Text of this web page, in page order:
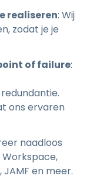
realiseren: Wij
zodat je je
of failure:
ons ervaren
naadloos
en meer.